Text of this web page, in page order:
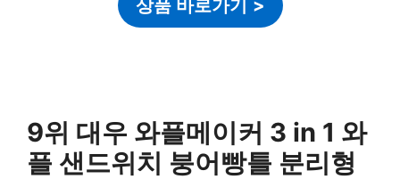
상품 바로가기 >
9위 대우 와플메이커 3 in 1 와
플 샌드위치 붕어빵틀 분리형